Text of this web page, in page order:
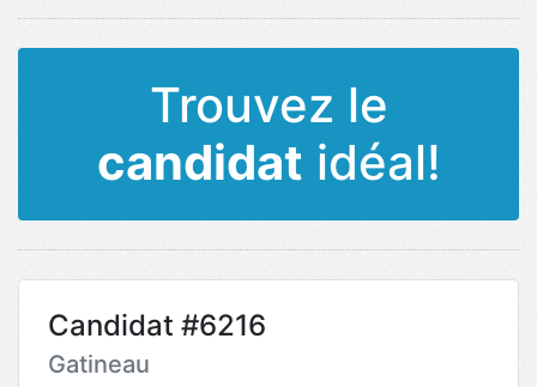
Trouvez le
candidat idéal!
Candidat #6216
Gatineau